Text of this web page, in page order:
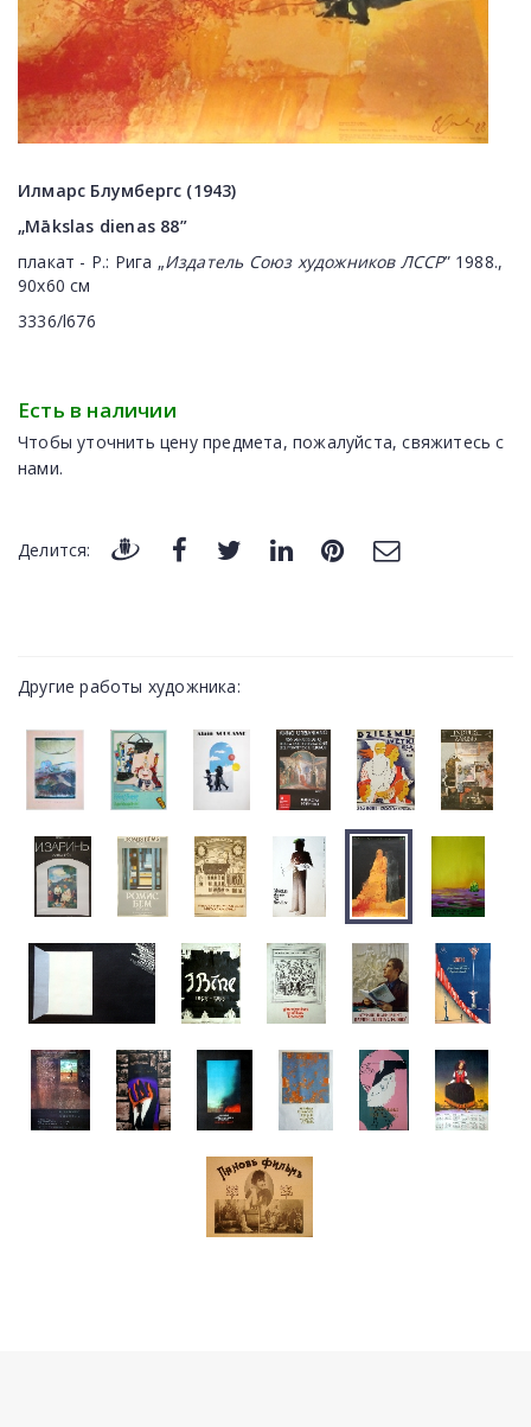
Илмарс Блумбергс (1943)
„Mākslas dienas 88”
плакат - Р.: Рига „Издатель Союз художников ЛССР” 1988.,
90x60 см
3336/l676
Есть в наличии
Чтобы уточнить цену предмета, пожалуйста, свяжитесь с
нами.
Делится:
Другие работы художника: